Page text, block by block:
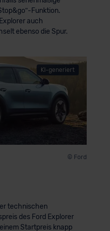
Funktion.
auch
ebenso die Spur.
KI-generiert
© Ford
technischen
des Ford Explorer
Startpreis knapp